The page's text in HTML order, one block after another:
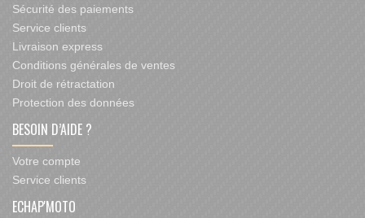
Sécurité des paiements
Service clients
Livraison express
Conditions générales de ventes
Droit de rétractation
Protection des données
BESOIN D’AIDE ?
Votre compte
Service clients
ECHAP'MOTO